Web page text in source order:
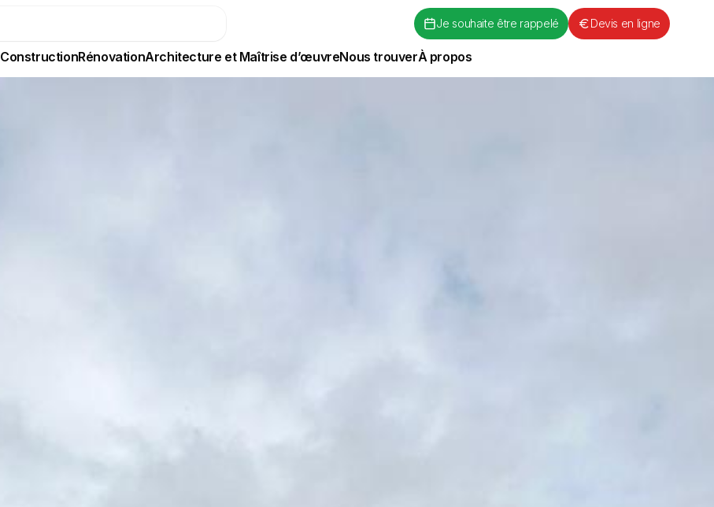
Je souhaite être rappelé Devis en ligne
ConstructionRénovationArchitecture et Maîtrise d’œuvreNous trouverÀ propos